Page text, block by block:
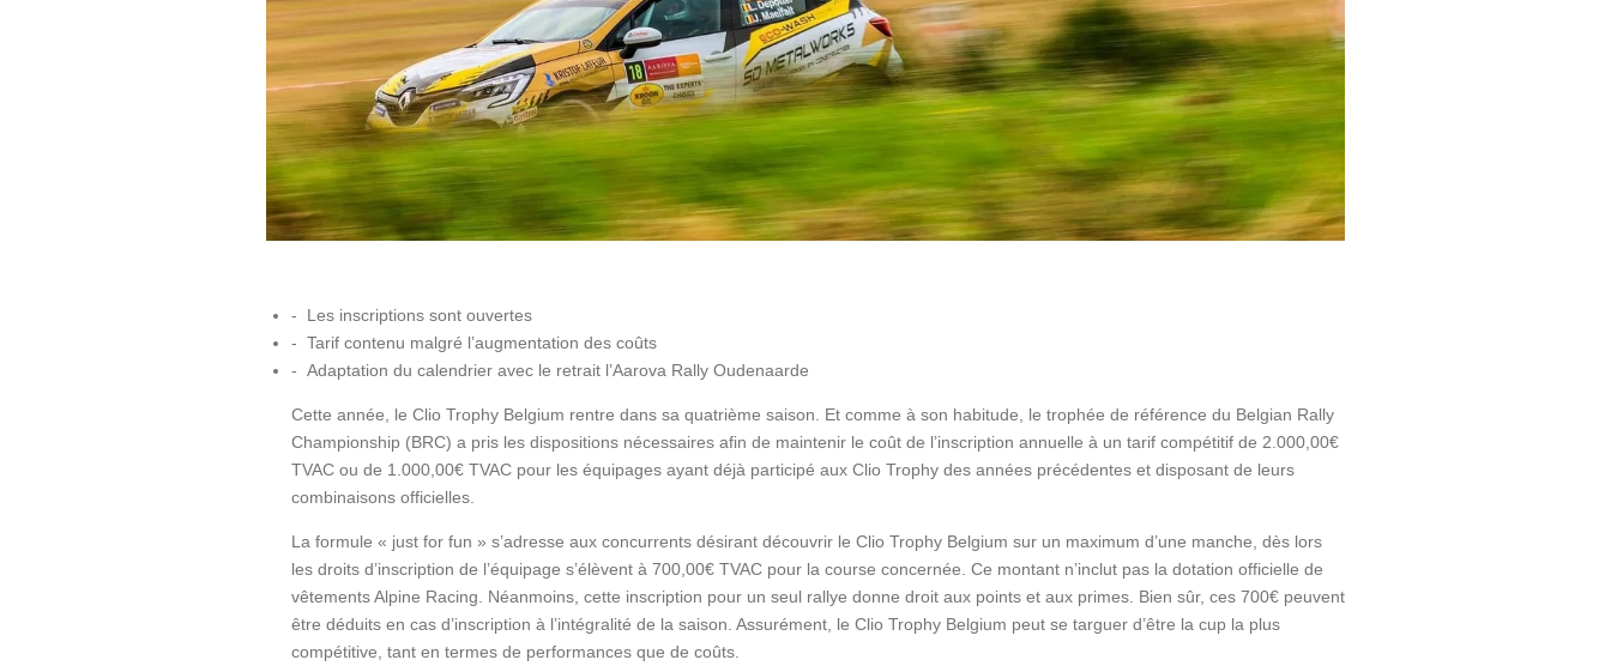
- Les inscriptions sont ouvertes
- Tarif contenu malgré l’augmentation des coûts
- Adaptation du calendrier avec le retrait l’Aarova Rally Oudenaarde
Cette année, le Clio Trophy Belgium rentre dans sa quatrième saison. Et comme à son habitude, le trophée de référence du Belgian Rally
Championship (BRC) a pris les dispositions nécessaires afin de maintenir le coût de l’inscription annuelle à un tarif compétitif de 2.000,00€
TVAC ou de 1.000,00€ TVAC pour les équipages ayant déjà participé aux Clio Trophy des années précédentes et disposant de leurs
combinaisons officielles.
La formule « just for fun » s’adresse aux concurrents désirant découvrir le Clio Trophy Belgium sur un maximum d’une manche, dès lors
les droits d’inscription de l’équipage s’élèvent à 700,00€ TVAC pour la course concernée. Ce montant n’inclut pas la dotation officielle de
vêtementsAlpine Racing. Néanmoins, cette inscription pour un seul rallye donne droit aux points et aux primes. Bien sûr, ces 700€ peuvent
être déduits en cas d’inscription à l’intégralité de la saison. Assurément, le Clio Trophy Belgium peut se targuer d’être la cup la plus
compétitive, tant en termes de performances que de coûts.